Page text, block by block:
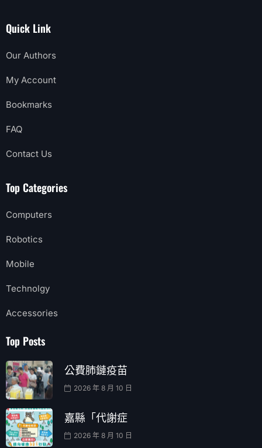
Quick Link
Our Authors
My Account
Bookmarks
FAQ
Contact Us
Top Categories
Computers
Robotics
Mobile
Technolgy
Accessories
Top Posts
公費肺鏈疫苗
2026 年 8 月 10 日
嘉縣「代謝症
2026 年 8 月 10 日